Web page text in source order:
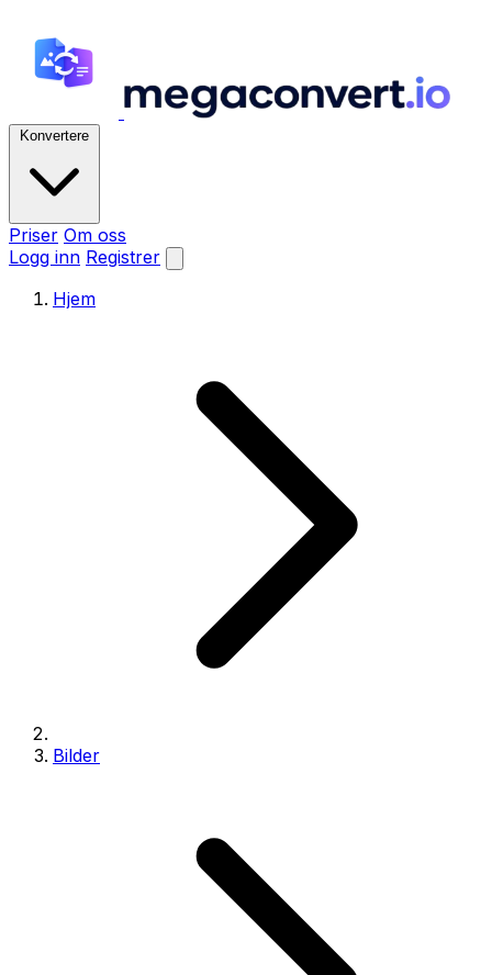
Konvertere
Priser Om oss
Logg inn Registrer
Hjem
Bilder